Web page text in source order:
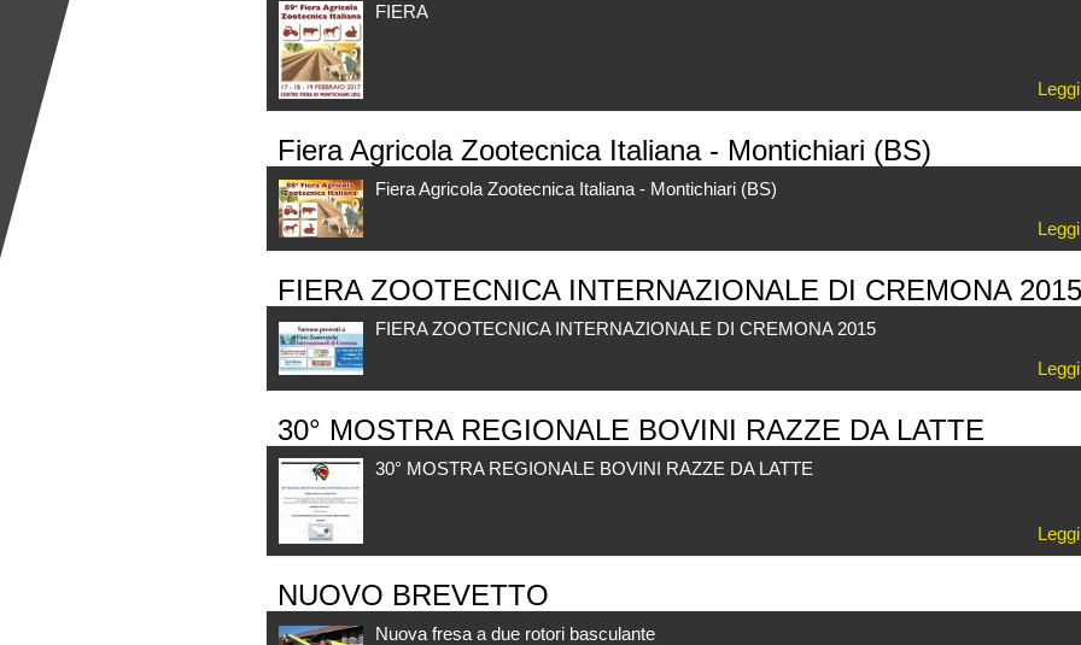
FIERA
Fiera Agricola Zootecnica Italiana - Montichiari (BS)
Fiera Agricola Zootecnica Italiana - Montichiari (BS)
FIERA ZOOTECNICA INTERNAZIONALE DI CREMONA 2015
FIERA ZOOTECNICA INTERNAZIONALE DI CREMONA 2015
30° MOSTRA REGIONALE BOVINI RAZZE DA LATTE
30° MOSTRA REGIONALE BOVINI RAZZE DA LATTE
NUOVO BREVETTO
Nuova fresa a due rotori basculante